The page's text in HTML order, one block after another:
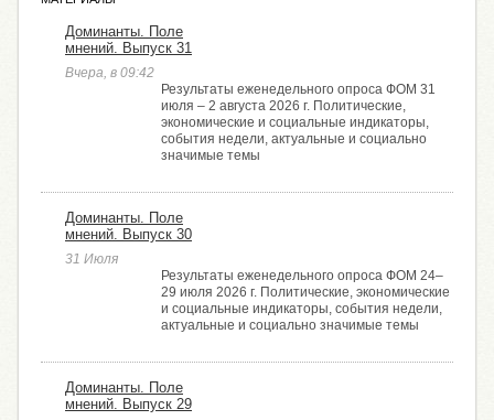
Доминанты. Поле
мнений. Выпуск 31
Вчера, в 09:42
Результаты еженедельного опроса ФОМ 31
июля – 2 августа 2026 г. Политические,
экономические и социальные индикаторы,
события недели, актуальные и социально
значимые темы
Доминанты. Поле
мнений. Выпуск 30
31 Июля
Результаты еженедельного опроса ФОМ 24–
29 июля 2026 г. Политические, экономические
и социальные индикаторы, события недели,
актуальные и социально значимые темы
Доминанты. Поле
мнений. Выпуск 29